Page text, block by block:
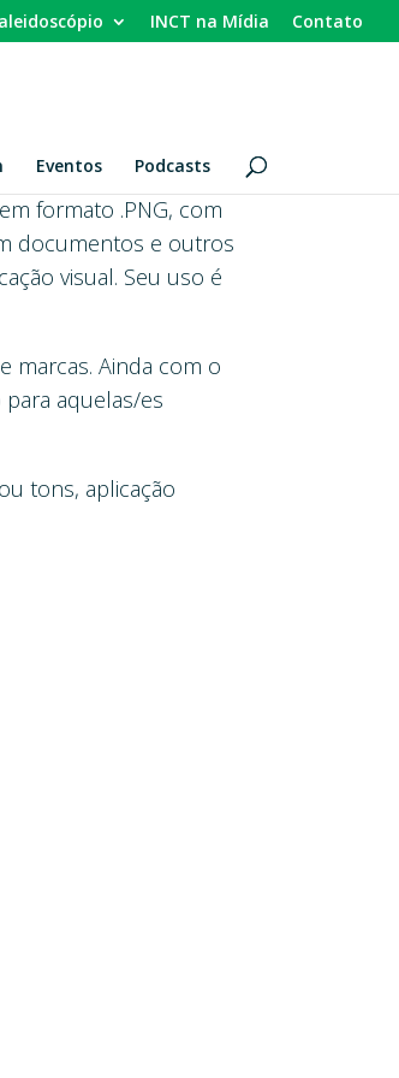
INCT na Mídia Contato
Eventos Podcasts
formato .PNG, com
documentos e outros
visual. Seu uso é
marcas. Ainda com o
aquelas/es
tons, aplicação